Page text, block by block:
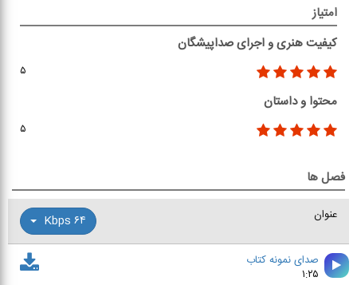
امتیاز
کیفیت هنری و اجرای صداپیشگان
۵
محتوا و داستان
۵
فصل ها
عنوان ۶۴ Kbps
صدای نمونه کتاب
۱:۲۵